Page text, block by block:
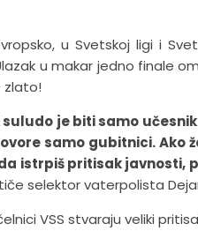
u Svetskoj ligi i
u makar jedno finale
zlato!
suludo je biti samo
samo gubitnici. Ako
istrpiš pritisak javnosti,
selektor vaterpolista
VSS stvaraju veliki